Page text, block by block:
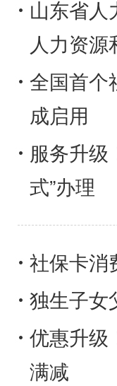
山东省人力资源
人力资
全国首个
成启用
服务升级
式”办理
社保卡消
独生子女
优惠升级
满减